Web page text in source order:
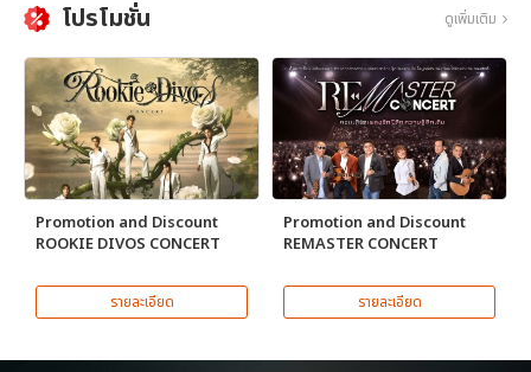
โปรโมชั่น ดูเพิ่มเติม
Promotion and Discount
ROOKIE DIVOS CONCERT
รายละเอียด
Promotion and Discount
REMASTER CONCERT
รายละเอียด